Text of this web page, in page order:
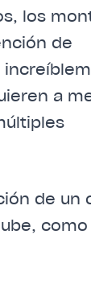
los
de
a
de un
como